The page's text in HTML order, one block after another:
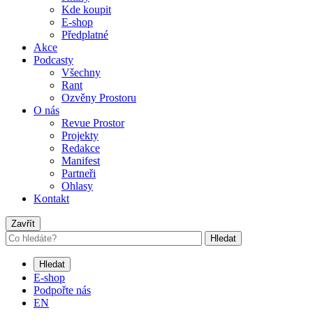
Kde koupit
E-shop
Předplatné
Akce
Podcasty
Všechny
Rant
Ozvěny Prostoru
O nás
Revue Prostor
Projekty
Redakce
Manifest
Partneři
Ohlasy
Kontakt
Zavřít
Hledat
Hledat
E-shop
Podpořte nás
EN